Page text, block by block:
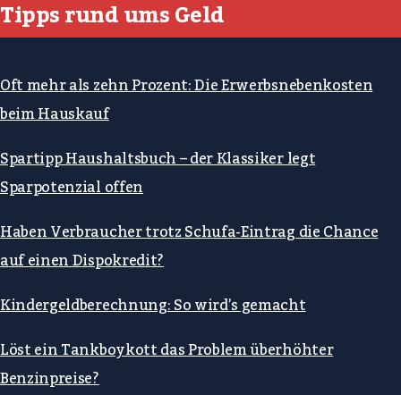
Tipps rund ums Geld
Oft mehr als zehn Prozent: Die Erwerbsnebenkosten
beim Hauskauf
Spartipp Haushaltsbuch – der Klassiker legt
Sparpotenzial offen
Haben Verbraucher trotz Schufa-Eintrag die Chance
auf einen Dispokredit?
Kindergeldberechnung: So wird’s gemacht
Löst ein Tankboykott das Problem überhöhter
Benzinpreise?